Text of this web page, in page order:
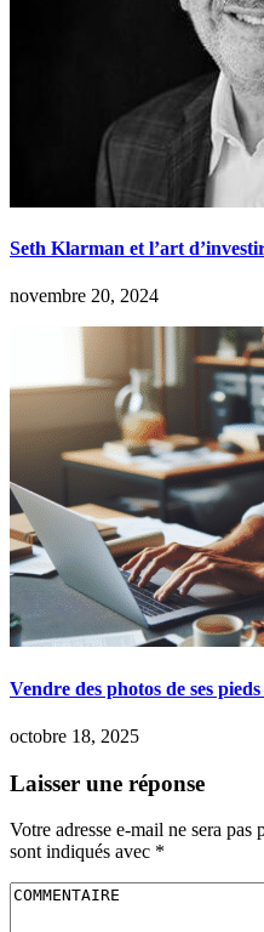
Seth Klarman et l’art d’investir
novembre 20, 2024
Vendre des photos de ses
octobre 18, 2025
Laisser une réponse
Votre adresse e-mail ne sera pas
sont indiqués avec *